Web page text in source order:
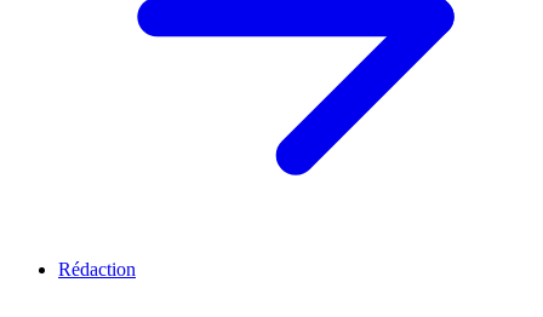
Rédaction